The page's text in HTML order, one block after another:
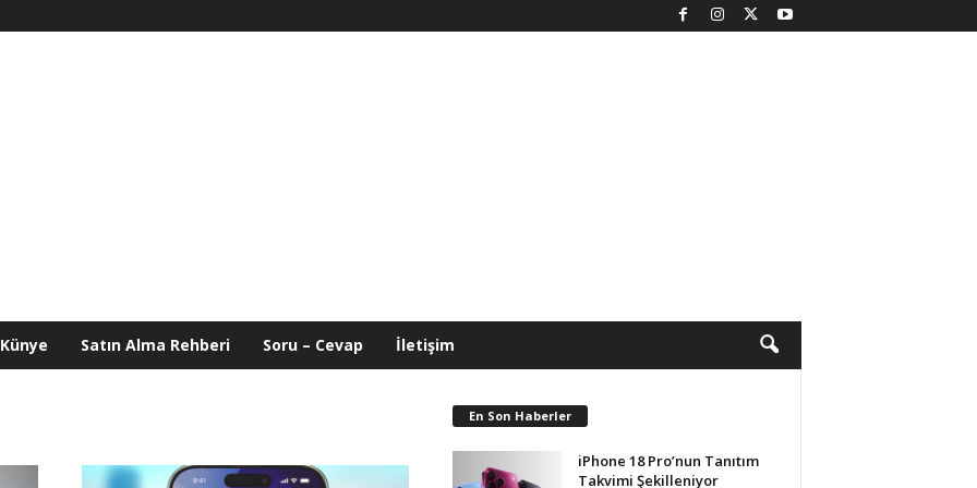
Künye Satın Alma Rehberi Soru – Cevap İletişim
En Son Haberler
iPhone 18 Pro’nun Tanıtım
Takvimi Şekilleniyor